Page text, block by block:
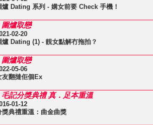
爐 Dating 系列 - 媾女前要 Check 手機！
圍爐取戀
02-20
爐 Dating (1) - 靚女點解冇拖拍？
圍爐取戀
05-06
友翻撻佢個Ex
毛記分獎典禮 真．足本重溫
01-12
獎典禮重溫：曲金曲獎